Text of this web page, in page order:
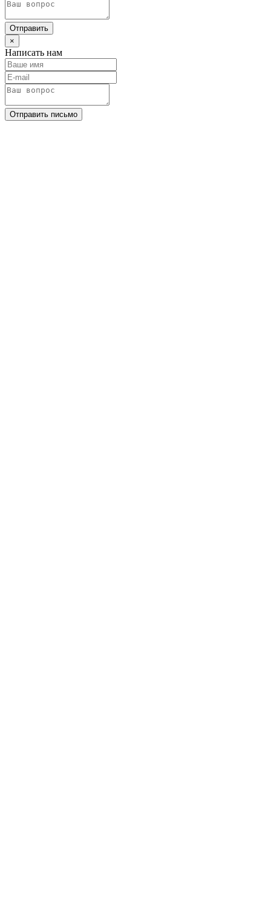
Отправить
×
Написать нам
Отправить письмо